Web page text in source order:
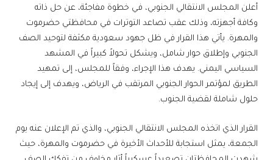
أعلن المجلس الانتقالي الجنوبي، في خطوة مفاجئة، عن حل ذاته
وكافة أجهزته، وذلك عقب تصاعد التوترات في محافظتي حضرموت
والمهرة. يأتي هذا القرار في ظل جهود سعودية مكثفة لتوحيد الصف
الجنوبي وإطلاق حوار شامل، ويشكل تحولاً كبيراً في المشهد
السياسي اليمني. يهدف هذا الإجراء، وفقاً للمجلس، إلى تمهيد
الطريق لمؤتمر الحوار الجنوبي المرتقب في الرياض، ويهدف إلى إيجاد
حلول شاملة لقضية الجنوب.
القرار الذي اتخذه المجلس الانتقالي الجنوبي، والذي تم الإعلان عنه يوم
الجمعة، يمثل استجابة للأحداث الأخيرة في حضرموت والمهرة، حيث